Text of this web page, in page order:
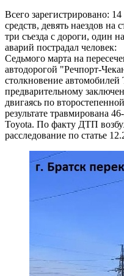
Всего зарегистрировано:
средств, девять наездов на
три съезда с дороги, один
аварий пострадал человек:
Седьмого марта на
автодорогой "Речпорт-
столкновение
предварительному
двигаясь по
результате травмирована
Toyota. По факту ДТП
расследование по статье